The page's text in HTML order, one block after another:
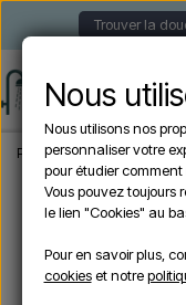
Trouver la
Page d'accueil Douche
Nous
Nous utilisons nos
personnaliser votre
pour étudier comment
Vous pouvez toujours
le lien "Cookies" au
Pour en savoir plus,
cookieset notre